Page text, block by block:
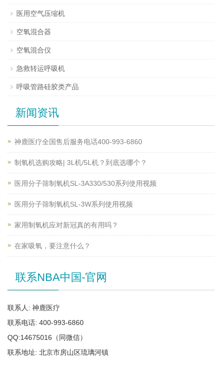
医用空气压缩机
空氧混合器
空氧混合仪
急救转运呼吸机
呼吸管路硅胶类产品
新闻资讯
神鹿医疗全国售后服务电话400-993-6860
制氧机选购攻略| 3L机/5L机？到底选哪个？
医用分子筛制氧机SL-3A330/530系列使用视频
医用分子筛制氧机SL-3W系列使用视频
家用制氧机应对新冠真的有用吗？
在家吸氧，要注意什么？
联系NBA中国-官网
联系人: 神鹿医疗
联系电话: 400-993-6860
QQ:14675016（同微信）
联系地址: 北京市房山区琉璃河镇